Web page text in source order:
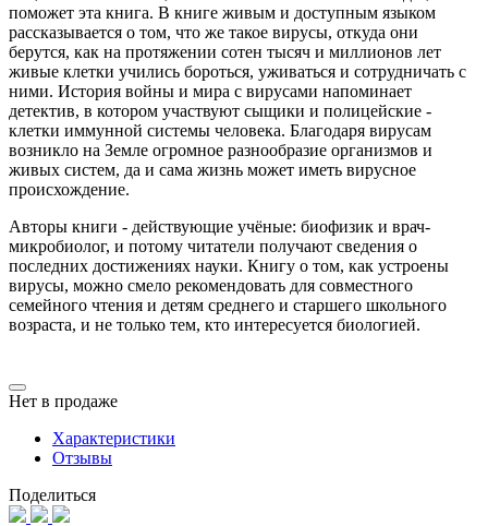
поможет эта книга. В книге живым и доступным языком
рассказывается о том, что же такое вирусы, откуда они
берутся, как на протяжении сотен тысяч и миллионов лет
живые клетки учились бороться, уживаться и сотрудничать с
ними. История войны и мира с вирусами напоминает
детектив, в котором участвуют сыщики и полицейские -
клетки иммунной системы человека. Благодаря вирусам
возникло на Земле огромное разнообразие организмов и
живых систем, да и сама жизнь может иметь вирусное
происхождение.
Авторы книги - действующие учёные: биофизик и врач-
микробиолог, и потому читатели получают сведения о
последних достижениях науки. Книгу о том, как устроены
вирусы, можно смело рекомендовать для совместного
семейного чтения и детям среднего и старшего школьного
возраста, и не только тем, кто интересуется биологией.
Нет в продаже
Характеристики
Отзывы
Поделиться